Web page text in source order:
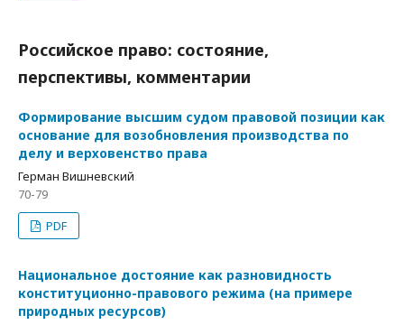
Российское право: состояние,
перспективы, комментарии
Формирование высшим судом правовой позиции как
основание для возобновления производства по
делу и верховенство права
Герман Вишневский
70-79
PDF
Национальное достояние как разновидность
конституционно-правового режима (на примере
природных ресурсов)